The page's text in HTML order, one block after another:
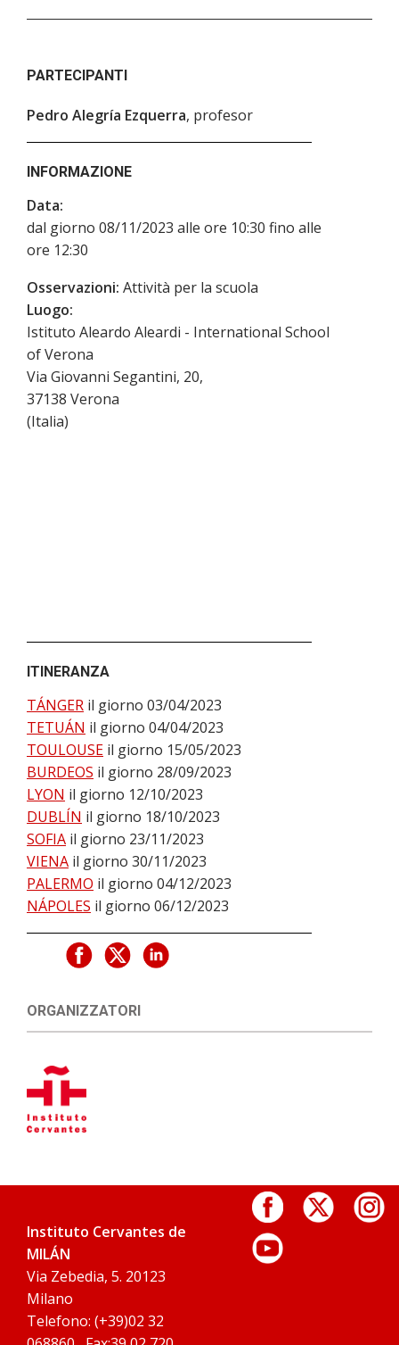
PARTECIPANTI
Pedro Alegría Ezquerra, profesor
INFORMAZIONE
Data:
dal giorno 08/11/2023 alle ore 10:30 fino alle
ore 12:30
Osservazioni: Attività per la scuola
Luogo:
Istituto Aleardo Aleardi - International School
of Verona
Via Giovanni Segantini, 20,
37138 Verona
(Italia)
ITINERANZA
TÁNGER il giorno 03/04/2023
TETUÁN il giorno 04/04/2023
TOULOUSE il giorno 15/05/2023
BURDEOS il giorno 28/09/2023
LYON il giorno 12/10/2023
DUBLÍN il giorno 18/10/2023
SOFIA il giorno 23/11/2023
VIENA il giorno 30/11/2023
PALERMO il giorno 04/12/2023
NÁPOLES il giorno 06/12/2023
ORGANIZZATORI
Instituto Cervantes de
MILÁN
Via Zebedia, 5. 20123
Milano
Telefono: (+39)02 32